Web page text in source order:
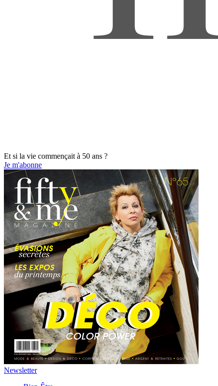
Et si la vie commençait à 50 ans ?
Je m'abonne
Newsletter